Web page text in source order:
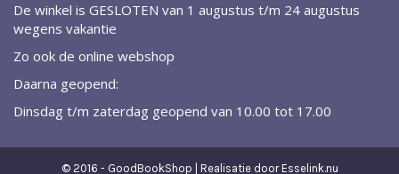
De winkel is GESLOTEN van 1 augustus t/m 24 augustus
wegens vakantie
Zo ook de online webshop
Daarna geopend:
Dinsdag t/m zaterdag geopend van 10.00 tot 17.00
© 2016 - GoodBookShop | Realisatie door Esselink.nu